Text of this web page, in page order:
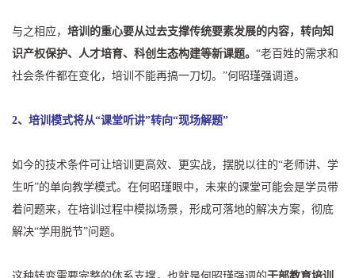
与之相应， 培训的重心要从过去支撑传统要素发展的内容，转向知
识产权保护、人才培育、科创生态构建等新课题。 “老百姓的需求和
社会条件都在变化，培训不能再搞一刀切。”何昭瑾强调道。
2、培训模式将从“课堂听讲”转向“现场解题”
如今的技术条件可让培训更高效、更实战，摆脱以往的“老师讲、学
生听”的单向教学模式。在何昭瑾眼中，未来的课堂可能会是学员带
着问题来，在培训过程中模拟场景，形成可落地的解决方案，彻底
解决“学用脱节”问题。